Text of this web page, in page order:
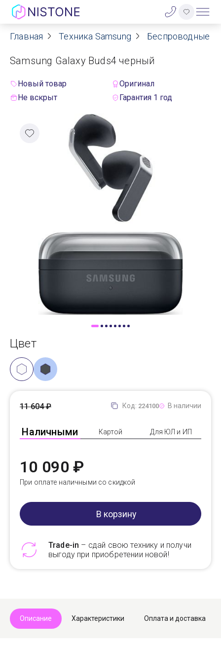
Акции
О нас
Договор оферты
Реквизиты
Контакты
Доставка
Самовывоз
Trade-In
Главная Техника Samsung Беспроводные
Samsung Galaxy Buds4 черный
Новый товар
Оригинал
Не вскрыт
Гарантия 1 год
Цвет
Код: 224100 В наличии
Наличными Картой Для ЮЛ и ИП
11 604 ₽
10 090 ₽
При оплате наличными со скидкой
В корзину
Trade-in – сдай свою технику и получи
выгоду при приобретении новой!
Описание Характеристики Оплата и доставка